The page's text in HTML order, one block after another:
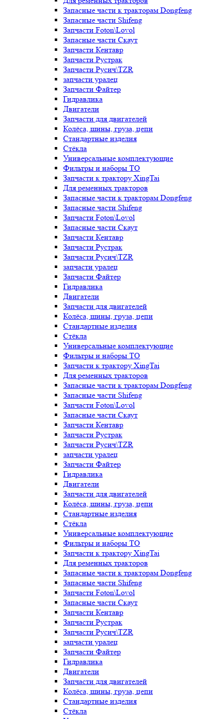
Запасные части к тракторам Dongfeng
Запасные части Shifeng
Запчасти Foton\Lovol
Запасные части Скаут
Запчасти Кентавр
Запчасти Рустрак
Запчасти Русич\TZR
запчасти уралец
Запчасти Файтер
Гидравлика
Двигатели
Запчасти для двигателей
Колёса, шины, груза, цепи
Стандартные изделия
Стёкла
Универсальные комплектующие
Фильтры и наборы ТО
Запчасти к трактору XingTai
Для ременных тракторов
Запасные части к тракторам Dongfeng
Запасные части Shifeng
Запчасти Foton\Lovol
Запасные части Скаут
Запчасти Кентавр
Запчасти Рустрак
Запчасти Русич\TZR
запчасти уралец
Запчасти Файтер
Гидравлика
Двигатели
Запчасти для двигателей
Колёса, шины, груза, цепи
Стандартные изделия
Стёкла
Универсальные комплектующие
Фильтры и наборы ТО
Запчасти к трактору XingTai
Для ременных тракторов
Запасные части к тракторам Dongfeng
Запасные части Shifeng
Запчасти Foton\Lovol
Запасные части Скаут
Запчасти Кентавр
Запчасти Рустрак
Запчасти Русич\TZR
запчасти уралец
Запчасти Файтер
Гидравлика
Двигатели
Запчасти для двигателей
Колёса, шины, груза, цепи
Стандартные изделия
Стёкла
Универсальные комплектующие
Фильтры и наборы ТО
Запчасти к трактору XingTai
Для ременных тракторов
Запасные части к тракторам Dongfeng
Запасные части Shifeng
Запчасти Foton\Lovol
Запасные части Скаут
Запчасти Кентавр
Запчасти Рустрак
Запчасти Русич\TZR
запчасти уралец
Запчасти Файтер
Гидравлика
Двигатели
Запчасти для двигателей
Колёса, шины, груза, цепи
Стандартные изделия
Стёкла